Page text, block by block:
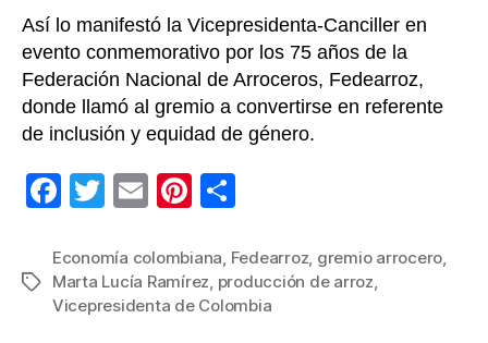
Así lo manifestó la Vicepresidenta-Canciller en
evento conmemorativo por los 75 años de la
Federación Nacional de Arroceros, Fedearroz,
donde llamó al gremio a convertirse en referente
de inclusión y equidad de género.
F
c
e
T
tt
er
E
ail
Pi
er
e
m
p
Etiquetas
Economía colombiana, Fedearroz, gremio arrocero,
Marta Lucía Ramírez, producción de arroz,
Vicepresidenta de Colombia